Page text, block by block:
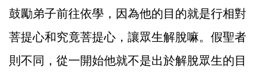
鼓勵弟子前往依學，因為他的目的就是行相對
菩提心和究竟菩提心，讓眾生解脫嘛。假聖者
則不同，從一開始他就不是出於解脫眾生的目